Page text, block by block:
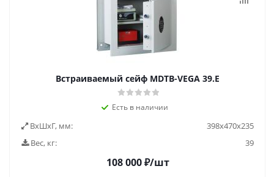
Встраиваемый сейф MDTB-VEGA 39.E
Есть в наличии
ВxШxГ, мм:
398x470x235
Вес, кг:
39
108 000₽/шт